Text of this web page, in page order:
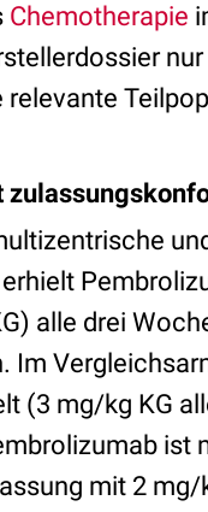
Chemotherapie
alle drei
Im
(3 mg/kg KG
ist
mit 2 mg/